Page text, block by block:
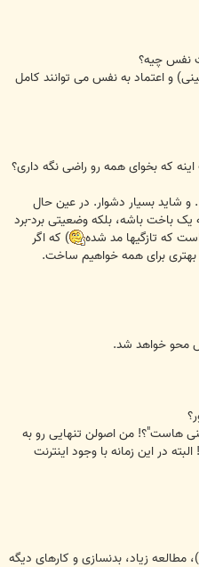
نفس چیه؟
و اعتماد به نفس می توانند کامل
که بخوای همه رو راضی نگه داری؟
شاید بسیار دشوار. در عین حال
باخت باشه، بلکه وضعیتی برد-برد
که تازگیها مد شده
) که اگر
برای همه خواهیم ساخت.
محو خواهد شد.
هاست"؟! من اصولن تنهایی رو به
در این زمانه با وجود اینترنت
زیاد، بدنسازی و کارهای دیگه